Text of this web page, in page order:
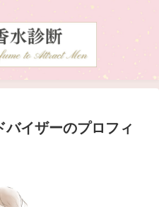
イザーのプロフィ